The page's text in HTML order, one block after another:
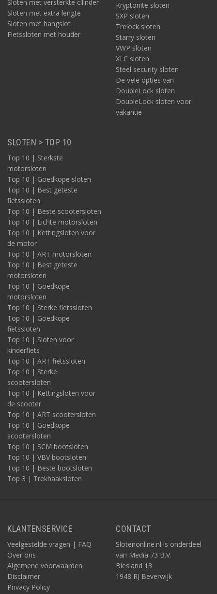
Sloten met versterkte cilinder
Sloten met extra lengte
Sloten met hangslot
Fietssloten met houder
Kryptonite sloten
SXP sloten
Trelock sloten
Starry sloten
VWP sloten
XLC sloten
Steel security sloten
De vele opties van
DoubleLock sloten
DoubleLock sloten voor
vakantie
SLOTEN > TOP 10
Top 10 | Sterkste
motorsloten
Top 10 | Goedkope sloten
Top 10 | Best geteste
fietssloten
Top 10 | Beste scootersloten
Top 10 | Lichte motorsloten
Top 10 | Kettingsloten voor
de motor
Top 10 | ART motorsloten
Top 10 | Best geteste
motorsloten
Top 10 | Goedkope
motorsloten
Top 10 | Sterke fietssloten
Top 10 | Goedkope
fietssloten
Top 10 | Sloten voor
kinderfiets
Top 10 | ART fietssloten
Top 10 | Sterke
scootersloten
Top 10 | Kettingsloten voor
de scooter
Top 10 | ART scootersloten
Top 10 | Goedkope
scootersloten
Top 10 | SCM bootsloten
Top 10 | VBV bootsloten
Top 10 | Beste bootsloten
Top 3 | Trekhaaksloten
KLANTENSERVICE
Veelgestelde vragen | FAQ
Over ons
Algemene voorwaarden
Disclaimer
Privacy Policy
CONTACT
Slotenonline.nl is onderdeel
van Media 73 B.V.
Biesland 13
1948 RJ Beverwijk